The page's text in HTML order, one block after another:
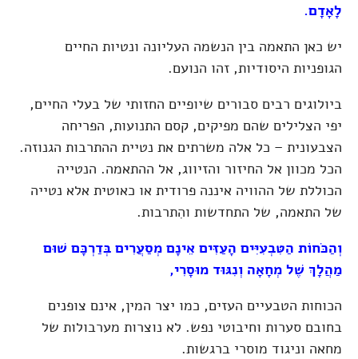
לָאָדָם.
יש כאן התאמה בין הנשמה העליונה ונטיות החיים
הגופניות היסודיות, זהו הנועם.
ביולוגים רבים סבורים שיופיים החזותי של בעלי החיים,
יפי הצלילים שהם מפיקים, קסם התנועות, הפריחה
הצבעונית – כל אלה משרתים את נטיית ההתרבות הגנוזה.
הכל מכוון אל החיזור והזיווג, אל ההתאמה. הנטייה
הכוללת של ההוויה איננה פרודית או כאוטית אלא נטייה
של התאמה, של התחדשות והִתרבות.
וְהַכֹּחוֹת הַטִּבְעִיִּים הָעַזִּים אֵינָם מְסַעֲרִים בְּדַרְכָּם שׁוּם
מַהֲלָךְ שֶׁל מְחָאָה וְנִגּוּד מוּסָרִי,
הכוחות הטבעיים העזים, כמו יצר המין, אינם צופנים
בחובם סערות וחיבוטי נפש. לא נוצרות מערבולות של
מחאה וניגוד מוסרי ברגשות.